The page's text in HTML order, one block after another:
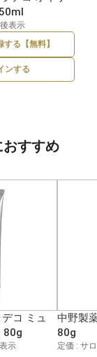
表示
する【無料】
ンする
すすめ
コ ミュ
80g
示
中野製
80g
定価 : サ